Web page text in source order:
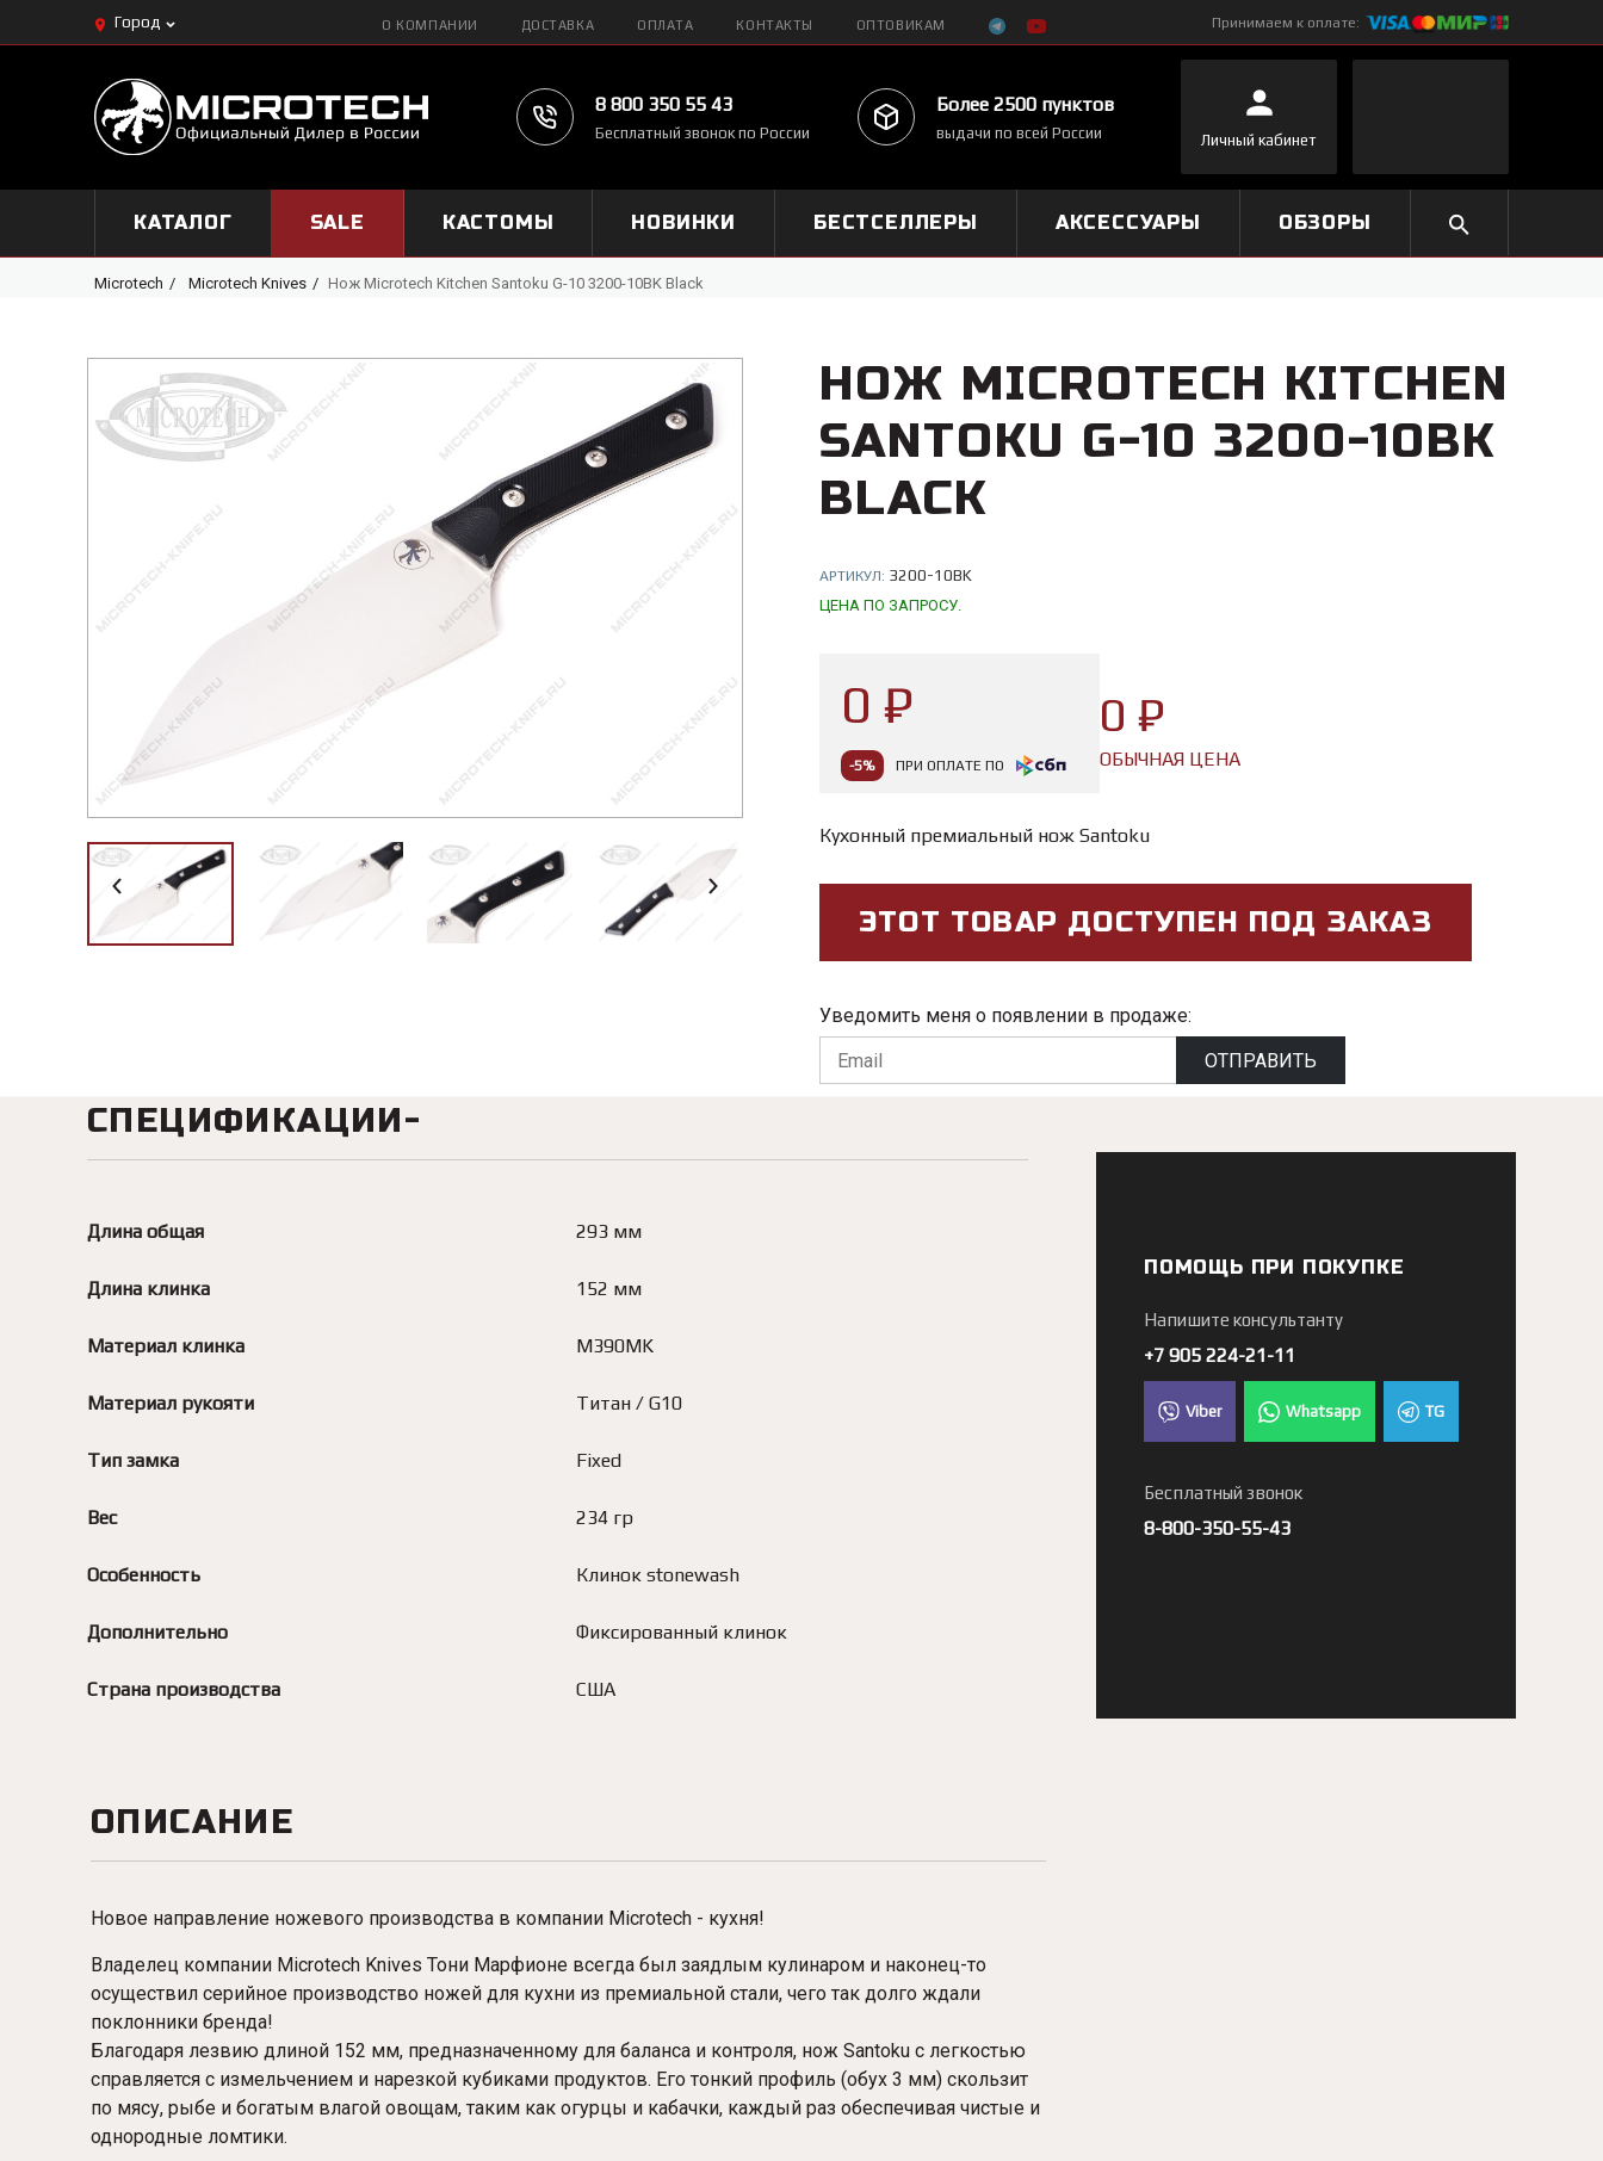
Город О КОМПАНИИ ДОСТАВКА ОПЛАТА КОНТАКТЫ ОПТОВИКАМ Принимаем к оплате:
8 800 350 55 43
Бесплатный звонок по России
Более 2500 пунктов
выдачи по всей России Личный кабинет
КАТАЛОГ SALE КАСТОМЫ НОВИНКИ БЕСТСЕЛЛЕРЫ АКСЕССУАРЫ ОБЗОРЫ
Microtech Microtech Knives Нож Microtech Kitchen Santoku G-10 3200-10BK Black
НОЖ MICROTECH KITCHEN
SANTOKU G-10 3200-10BK
BLACK
АРТИКУЛ: 3200-10BK
ЦЕНА ПО ЗАПРОСУ.
0 ₽
-5% ПРИ ОПЛАТЕ ПО
0 ₽
ОБЫЧНАЯ ЦЕНА
Кухонный премиальный нож Santoku
ЭТОТ ТОВАР ДОСТУПЕН ПОД ЗАКАЗ
Уведомить меня о появлении в продаже:
ОТПРАВИТЬ
СПЕЦИФИКАЦИИ
Длина общая 293 мм
Длина клинка 152 мм
Материал клинка M390MK
Материал рукояти Титан / G10
Тип замка Fixed
Вес 234 гр
Особенность Клинок stonewash
Дополнительно Фиксированный клинок
Страна производства США
ПОМОЩЬ ПРИ ПОКУПКЕ
Напишите консультанту
+7 905 224-21-11
Viber Whatsapp TG
Бесплатный звонок
8-800-350-55-43
ОПИСАНИЕ
Новое направление ножевого производства в компании Microtech - кухня!
Владелец компании Microtech Knives Тони Марфионе всегда был заядлым кулинаром и наконец-то
осуществил серийное производство ножей для кухни из премиальной стали, чего так долго ждали
поклонники бренда!
Благодаря лезвию длиной 152 мм, предназначенному для баланса и контроля, нож Santoku с легкостью
справляется с измельчением и нарезкой кубиками продуктов. Его тонкий профиль (обух 3 мм) скользит
по мясу, рыбе и богатым влагой овощам, таким как огурцы и кабачки, каждый раз обеспечивая чистые и
однородные ломтики.